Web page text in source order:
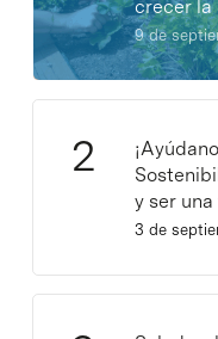
crecer la
9 de
y ser
3 de